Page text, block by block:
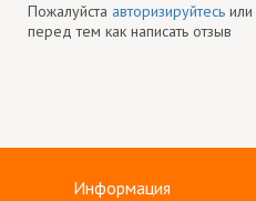
Пожалуйста авторизируйтесь или
перед тем как написать отзыв
Информация